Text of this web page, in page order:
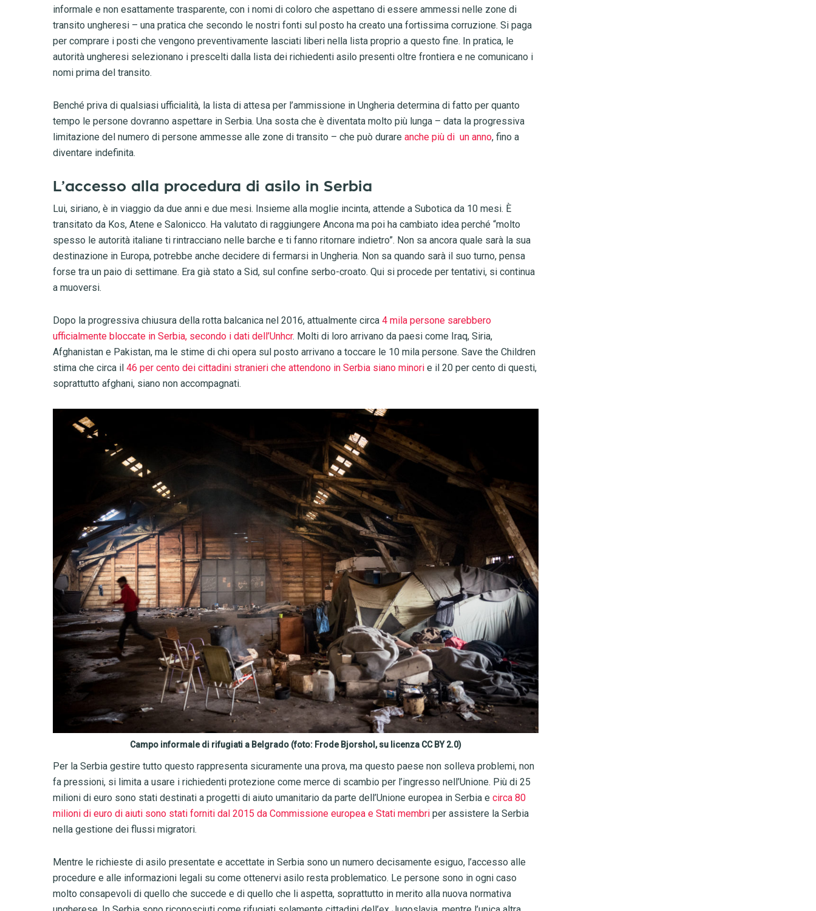
informale e non esattamente trasparente, con i nomi di coloro che aspettano di essere ammessi nelle zone di
transito ungheresi – una pratica che secondo le nostri fonti sul posto ha creato una fortissima corruzione. Si paga
per comprare i posti che vengono preventivamente lasciati liberi nella lista proprio a questo fine. In pratica, le
autorità ungheresi selezionano i prescelti dalla lista dei richiedenti asilo presenti oltre frontiera e ne comunicano i
nomi prima del transito.
Benché priva di qualsiasi ufficialità, la lista di attesa per l’ammissione in Ungheria determina di fatto per quanto
tempo le persone dovranno aspettare in Serbia. Una sosta che è diventata molto più lunga – data la progressiva
limitazione del numero di persone ammesse alle zone di transito – che può durare anche più di un anno, fino a
diventare indefinita.
L’accesso alla procedura di asilo in Serbia
Lui, siriano, è in viaggio da due anni e due mesi. Insieme alla moglie incinta, attende a Subotica da 10 mesi. È
transitato da Kos, Atene e Salonicco. Ha valutato di raggiungere Ancona ma poi ha cambiato idea perché “molto
spesso le autorità italiane ti rintracciano nelle barche e ti fanno ritornare indietro”. Non sa ancora quale sarà la sua
destinazione in Europa, potrebbe anche decidere di fermarsi in Ungheria. Non sa quando sarà il suo turno, pensa
forse tra un paio di settimane. Era già stato a Sid, sul confine serbo-croato. Qui si procede per tentativi, si continua
a muoversi.
Dopo la progressiva chiusura della rotta balcanica nel 2016, attualmente circa 4 mila persone sarebbero
ufficialmente bloccate in Serbia, secondo i dati dell’Unhcr. Molti di loro arrivano da paesi come Iraq, Siria,
Afghanistan e Pakistan, ma le stime di chi opera sul posto arrivano a toccare le 10 mila persone. Save the Children
stima che circa il 46 per cento dei cittadini stranieri che attendono in Serbia siano minori e il 20 per cento di questi,
soprattutto afghani, siano non accompagnati.
Campo informale di rifugiati a Belgrado (foto: Frode Bjorshol, su licenza CC BY 2.0)
Per la Serbia gestire tutto questo rappresenta sicuramente una prova, ma questo paese non solleva problemi, non
fa pressioni, si limita a usare i richiedenti protezione come merce di scambio per l’ingresso nell’Unione. Più di 25
milioni di euro sono stati destinati a progetti di aiuto umanitario da parte dell’Unione europea in Serbia e circa 80
milioni di euro di aiuti sono stati forniti dal 2015 da Commissione europea e Stati membri per assistere la Serbia
nella gestione dei flussi migratori.
Mentre le richieste di asilo presentate e accettate in Serbia sono un numero decisamente esiguo, l’accesso alle
procedure e alle informazioni legali su come ottenervi asilo resta problematico. Le persone sono in ogni caso
molto consapevoli di quello che succede e di quello che li aspetta, soprattutto in merito alla nuova normativa